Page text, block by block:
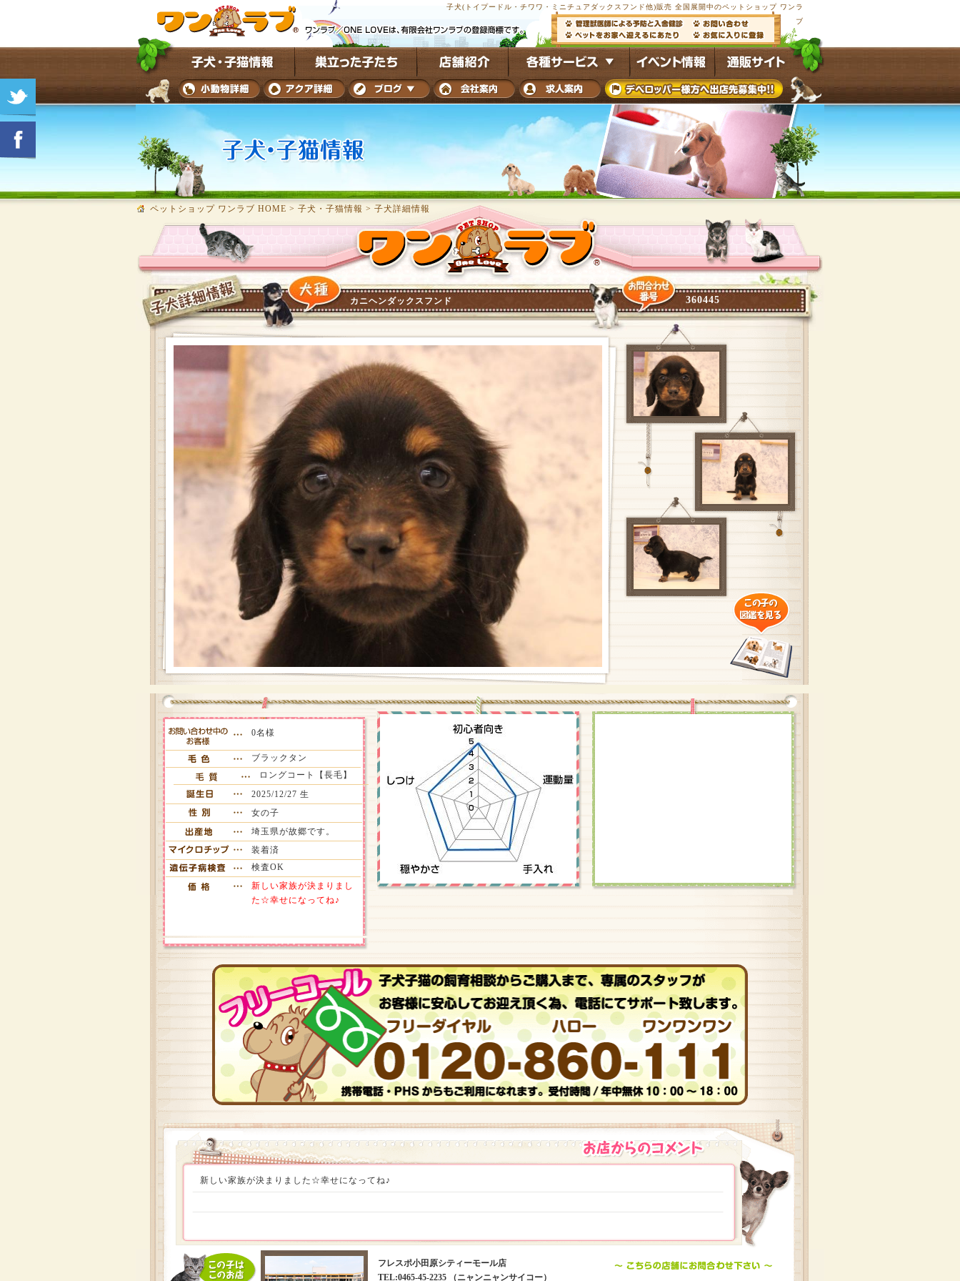
子犬(トイプードル・チワワ・ミニチュアダックスフンド他)販売 全国展開中のペットショップ ワンラ
ブ
ペットショップ ワンラブ HOME > 子犬・子猫情報 > 子犬詳細情報
カニヘンダックスフンド 360445
0名様
ブラックタン
ロングコート【長毛】
2025/12/27 生
女の子
埼玉県が故郷です。
装着済
検査OK
新しい家族が決まりまし
た☆幸せになってね♪
新しい家族が決まりました☆幸せになってね♪
フレスポ小田原シティーモール店
TEL:0465-45-2235 （ニャンニャンサイコー）